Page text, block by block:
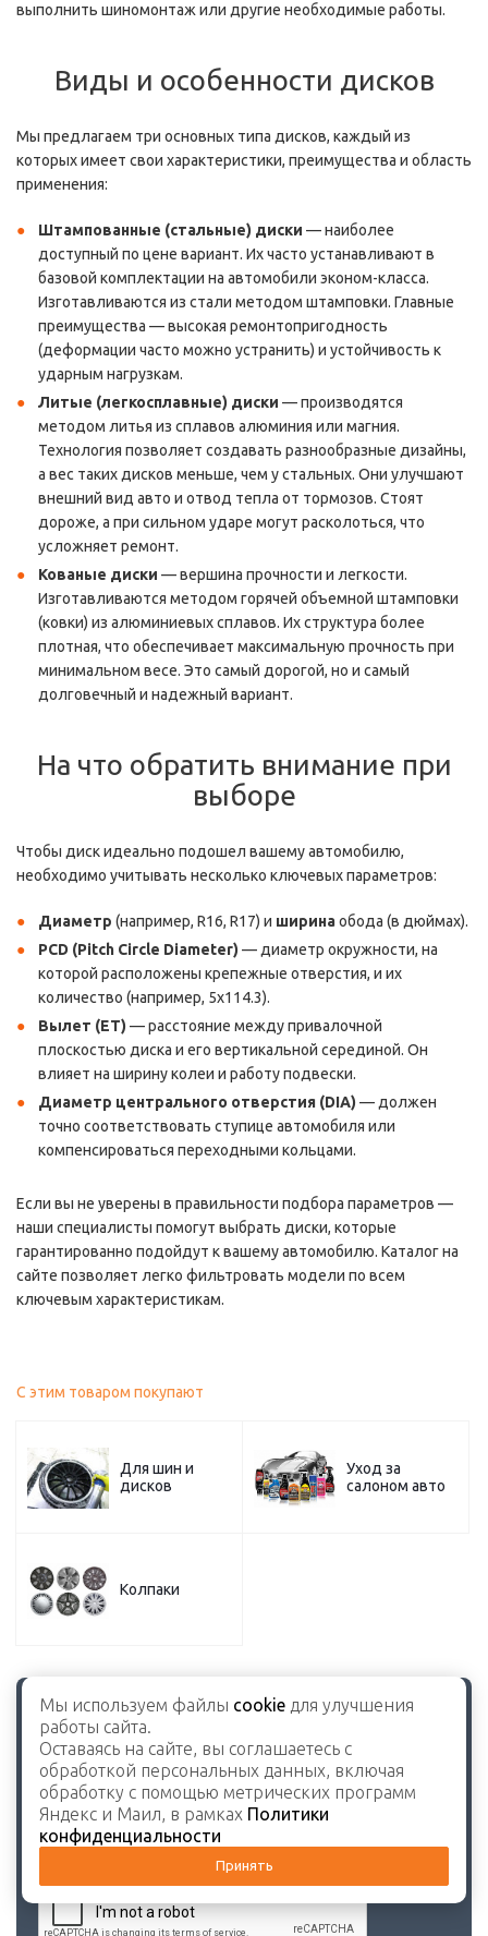
выполнить шиномонтаж или другие необходимые работы.
Виды и особенности дисков
Мы предлагаем три основных типа дисков, каждый из
которых имеет свои характеристики, преимущества и область
применения:
Штампованные (стальные) диски — наиболее
доступный по цене вариант. Их часто устанавливают в
базовой комплектации на автомобили эконом-класса.
Изготавливаются из стали методом штамповки. Главные
преимущества — высокая ремонтопригодность
(деформации часто можно устранить) и устойчивость к
ударным нагрузкам.
Литые (легкосплавные) диски — производятся
методом литья из сплавов алюминия или магния.
Технология позволяет создавать разнообразные дизайны,
а вес таких дисков меньше, чем у стальных. Они улучшают
внешний вид авто и отвод тепла от тормозов. Стоят
дороже, а при сильном ударе могут расколоться, что
усложняет ремонт.
Кованые диски — вершина прочности и легкости.
Изготавливаются методом горячей объемной штамповки
(ковки) из алюминиевых сплавов. Их структура более
плотная, что обеспечивает максимальную прочность при
минимальном весе. Это самый дорогой, но и самый
долговечный и надежный вариант.
На что обратить внимание при
выборе
Чтобы диск идеально подошел вашему автомобилю,
необходимо учитывать несколько ключевых параметров:
Диаметр (например, R16, R17) и ширинаобода (в дюймах).
PCD (Pitch Circle Diameter) — диаметр окружности, на
которой расположены крепежные отверстия, и их
количество (например, 5x114.3).
Вылет (ET) — расстояние между привалочной
плоскостью диска и его вертикальной серединой. Он
влияет на ширину колеи и работу подвески.
Диаметр центрального отверстия (DIA) — должен
точно соответствовать ступице автомобиля или
компенсироваться переходными кольцами.
Если вы не уверены в правильности подбора параметров —
наши специалисты помогут выбрать диски, которые
гарантированно подойдут к вашему автомобилю. Каталог на
сайте позволяет легко фильтровать модели по всем
ключевым характеристикам.
С этим товаром покупают
Для шин и
дисков
Уход за
салоном авто
Колпаки
Помощь специалиста
Оставьте свой номер телефона и наш менеджер
свяжется с Вами в ближайшее время.
Мы используем файлы cookie для улучшения
работы сайта.
Оставаясь на сайте, вы соглашаетесь с
обработкой персональных данных, включая
обработку с помощью метрических программ
Яндекс и Маил, в рамках Политики
конфиденциальности
Принять